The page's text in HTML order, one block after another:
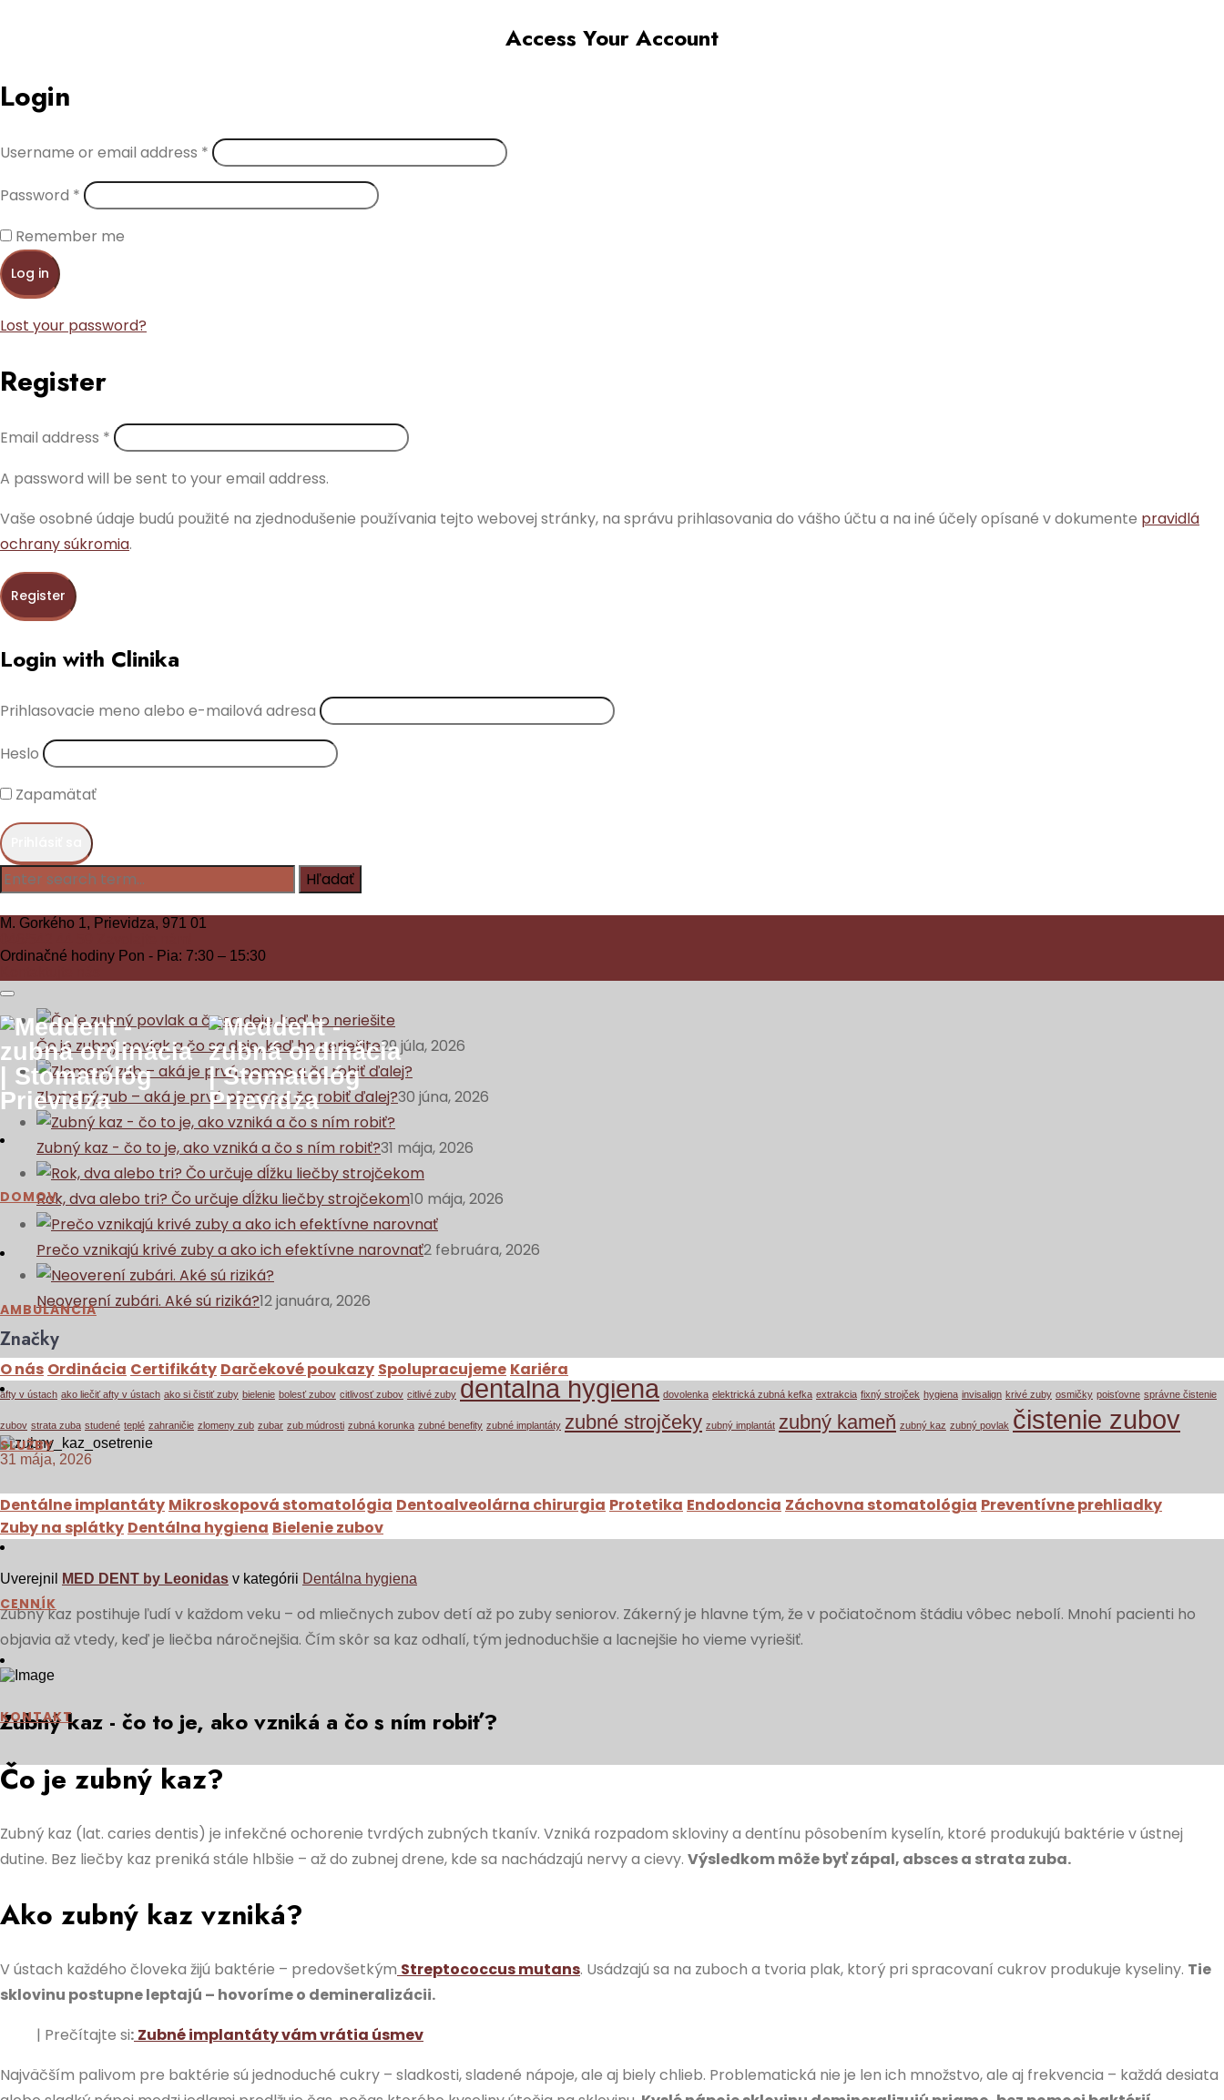
Access Your Account
Login
Username or email address *
Password *
Remember me
Log in
Lost your password?
Register
Email address *
A password will be sent to your email address.
Vaše osobné údaje budú použité na zjednodušenie používania tejto webovej stránky, na správu prihlasovania do vášho účtu a na iné účely opísané v dokumente pravidlá
ochrany súkromia.
Register
Login with Clinika
Prihlasovacie meno alebo e-mailová adresa
Heslo
Zapamätať
M. Gorkého 1, Prievidza, 971 01
Ordinačné hodiny Pon - Pia: 7:30 – 15:30
DOMOV
AMBULANCIA
O nás Ordinácia Certifikáty Darčekové poukazy Spolupracujeme Kariéra
SLUŽBY
Dentálne implantáty Mikroskopová stomatológia Dentoalveolárna chirurgia Protetika Endodoncia Záchovna stomatológia Preventívne prehliadky
Zuby na splátky Dentálna hygiena Bielenie zubov
CENNÍK
KONTAKT
Blog
Čo je zubný povlak a čo sa deje, keď ho neriešite29 júla, 2026
Zlomený zub – aká je prvá pomoc a čo robiť ďalej?30 júna, 2026
Zubný kaz - čo to je, ako vzniká a čo s ním robiť?31 mája, 2026
Rok, dva alebo tri? Čo určuje dĺžku liečby strojčekom10 mája, 2026
Prečo vznikajú krivé zuby a ako ich efektívne narovnať2 februára, 2026
Neoverení zubári. Aké sú riziká?12 januára, 2026
Značky
afty v ústach ako liečiť afty v ústach ako si čistiť zuby bielenie bolesť zubov citlivosť zubov citlivé zuby dentalna hygiena dovolenka elektrická zubná kefka extrakcia fixný strojček hygiena invisalign krivé zuby osmičky poisťovne správne čistenie
zubov strata zuba studené teplé zahraničie zlomeny zub zubar zub múdrosti zubná korunka zubné benefity zubné implantáty zubné strojčeky zubný implantát zubný kameň zubný kaz zubný povlak čistenie zubov
31 mája, 2026
Zubný kaz – čo to je, ako vzniká a čo s ním robiť?
Uverejnil MED DENT by Leonidas v kategórii Dentálna hygiena
Zubný kaz postihuje ľudí v každom veku – od mliečnych zubov detí až po zuby seniorov. Zákerný je hlavne tým, že v počiatočnom štádiu vôbec nebolí. Mnohí pacienti ho
objavia až vtedy, keď je liečba náročnejšia. Čím skôr sa kaz odhalí, tým jednoduchšie a lacnejšie ho vieme vyriešiť.
Zubný kaz - čo to je, ako vzniká a čo s ním robiť?
Čo je zubný kaz?
Zubný kaz (lat. caries dentis) je infekčné ochorenie tvrdých zubných tkanív. Vzniká rozpadom skloviny a dentínu pôsobením kyselín, ktoré produkujú baktérie v ústnej
dutine. Bez liečby kaz preniká stále hlbšie – až do zubnej drene, kde sa nachádzajú nervy a cievy. Výsledkom môže byť zápal, absces a strata zuba.
Ako zubný kaz vzniká?
V ústach každého človeka žijú baktérie – predovšetkým Streptococcus mutans. Usádzajú sa na zuboch a tvoria plak, ktorý pri spracovaní cukrov produkuje kyseliny. Tie
sklovinu postupne leptajú – hovoríme o demineralizácii.
| Prečítajte si: Zubné implantáty vám vrátia úsmev
Najväčším palivom pre baktérie sú jednoduché cukry – sladkosti, sladené nápoje, ale aj biely chlieb. Problematická nie je len ich množstvo, ale aj frekvencia – každá desiata